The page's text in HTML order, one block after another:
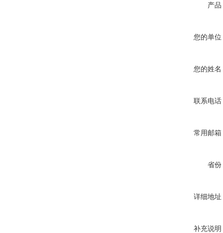
产品
您的单位
您的姓名
联系电话
常用邮箱
省份
详细地址
补充说明